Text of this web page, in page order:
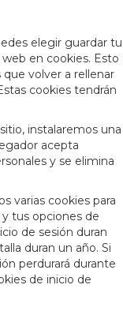
elegir guardar tu
en cookies. Esto
volver a rellenar
cookies tendrán
instalaremos una
acepta
y se elimina
varias cookies para
tus opciones de
de sesión duran
duran un año. Si
perdurará durante
de inicio de